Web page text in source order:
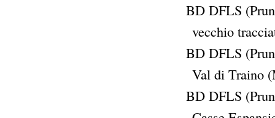
BD DFLS
vecchio
BD DFLS
Val di Traino
BD DFLS